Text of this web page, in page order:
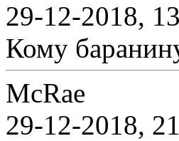
29-12-2018,
Кому
McRae
29-12-2018,